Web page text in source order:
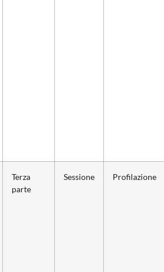
Terza
parte
Sessione Profilazione